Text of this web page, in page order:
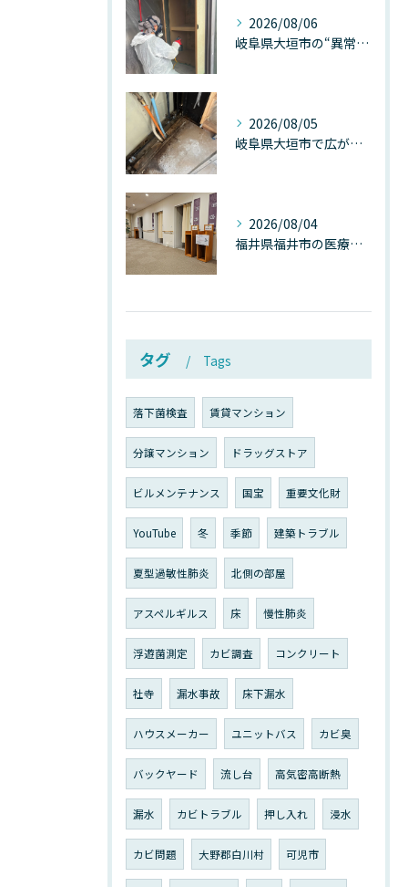
2026/08/06
岐阜県大垣市の“異常に高い気温”が建物内部を腐らせる──深層カビが爆発的に増える本当の理由
2026/08/05
岐阜県大垣市で広がる“深層カビ汚染”──なぜ除カビが必要なのか、建物内部で起きている見えない危機
2026/08/04
福井県福井市の医療施設で広がる“見えないカビ汚染”──なぜ除カビが必須なのか、その本質を徹底解説
タグ Tags
落下菌検査 賃貸マンション
分譲マンション ドラッグストア
ビルメンテナンス 国宝 重要文化財
YouTube 冬 季節 建築トラブル
夏型過敏性肺炎 北側の部屋
アスペルギルス 床 慢性肺炎
浮遊菌測定 カビ調査 コンクリート
社寺 漏水事故 床下漏水
ハウスメーカー ユニットバス カビ臭
バックヤード 流し台 高気密高断熱
漏水 カビトラブル 押し入れ 浸水
カビ問題 大野郡白川村 可児市